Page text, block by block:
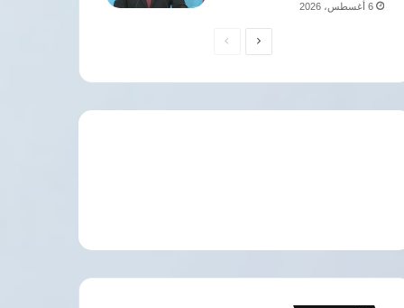
6 أغسطس، 2026
الصفحةالصفحة